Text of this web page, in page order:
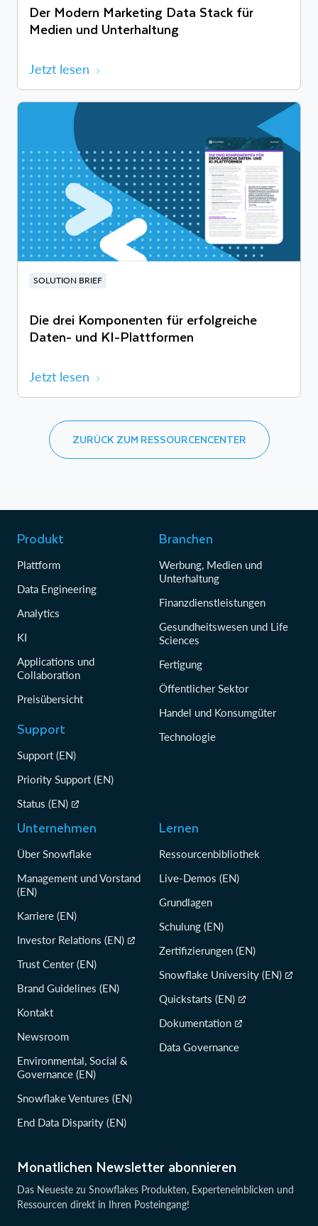
Der Modern Marketing Data Stack für
Medien und Unterhaltung
Jetzt lesen
SOLUTION BRIEF
Die drei Komponenten für erfolgreiche
Daten- und KI-Plattformen
Jetzt lesen
ZURÜCK ZUM RESSOURCENCENTER
Monatlichen Newsletter abonnieren
Das Neueste zu Snowflakes Produkten, Experteneinblicken und
Ressourcen direkt in Ihren Posteingang!
Produkt
Plattform
Data Engineering
Analytics
KI
Applications und
Collaboration
Preisübersicht
Support
Support (EN)
Priority Support (EN)
Status (EN)
Branchen
Werbung, Medien und
Unterhaltung
Finanzdienstleistungen
Gesundheitswesen und Life
Sciences
Fertigung
Öffentlicher Sektor
Handel und Konsumgüter
Technologie
Unternehmen
Über Snowflake
Management und Vorstand
(EN)
Karriere (EN)
Investor Relations (EN)
Trust Center (EN)
Brand Guidelines (EN)
Kontakt
Newsroom
Environmental, Social &
Governance (EN)
Snowflake Ventures (EN)
End Data Disparity (EN)
Lernen
Ressourcenbibliothek
Live-Demos (EN)
Grundlagen
Schulung (EN)
Zertifizierungen (EN)
Snowflake University (EN)
Quickstarts (EN)
Dokumentation
Data Governance